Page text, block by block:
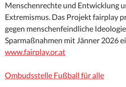
Menschenrechte und Entwicklung
Extremismus. Das Projekt fairplay
gegen menschenfeindliche
Sparmaßnahmen mit Jänner 2026
www.fairplay.or.at
Ombudsstelle Fußball für alle